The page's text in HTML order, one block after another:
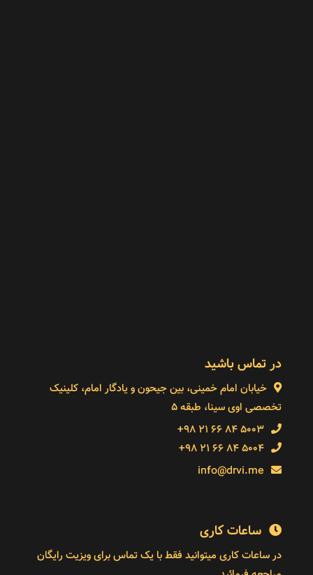
در تماس باشید
خیابان امام خمینی، بین جیحون و یادگار امام، کلینیک
تخصصی اوی سینا، طبقه 5
5003 84 66 21 98+
5004 84 66 21 98+
info@drvi.me
ساعات کاری
در ساعات کاری میتوانید فقط با یک تماس برای ویزیت رایگان